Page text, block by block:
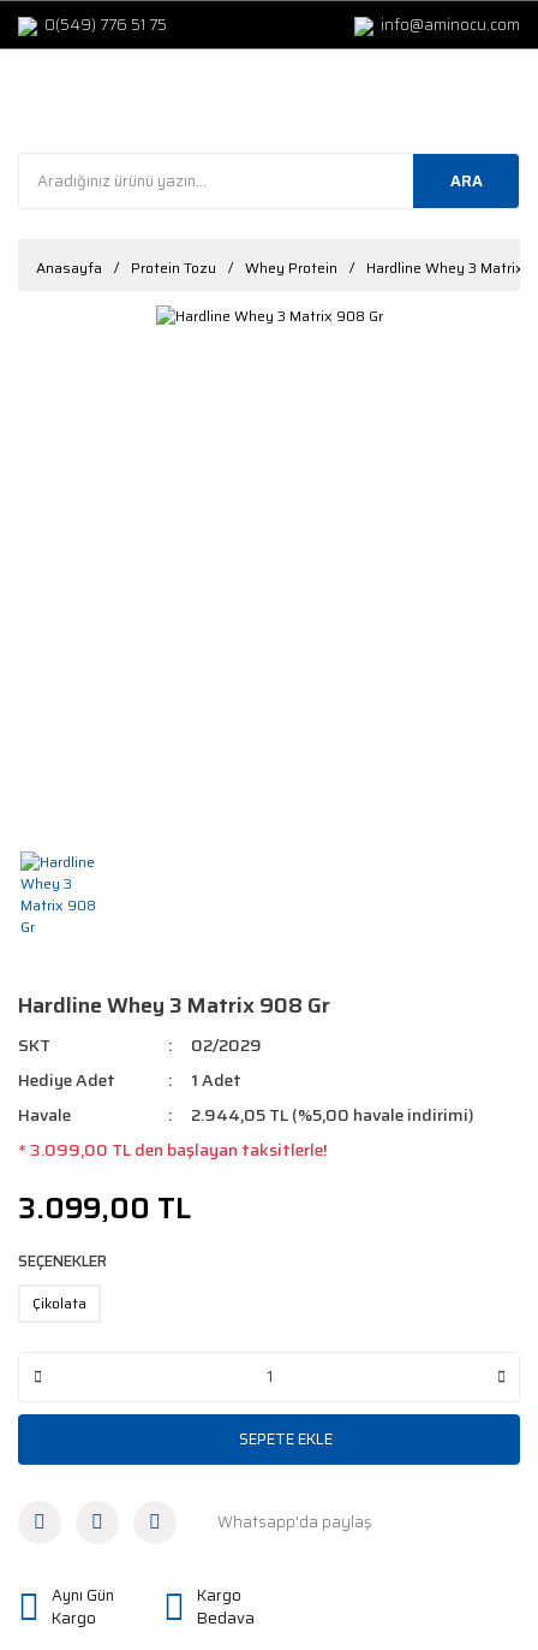
0(549) 776 51 75 info@aminocu.com
ARA
Anasayfa Protein Tozu Whey Protein Hardline Whey 3 Matrix
Hardline Whey 3 Matrix 908 Gr
SKT
02/2029
Hediye Adet
1 Adet
Havale
2.944,05 TL (%5,00 havale indirimi)
* 3.099,00 TL den başlayan taksitlerle!
3.099,00 TL
SEÇENEKLER
Çikolata
SEPETE EKLE
Whatsapp'da paylaş
Aynı Gün
Kargo
Kargo
Bedava